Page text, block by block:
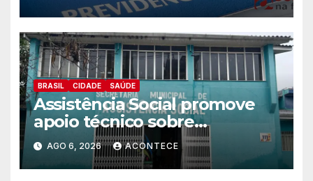
BRASIL CIDADE SAÚDE
Assistência Social promove
apoio técnico sobre
preparação e resposta a
situações de emergência e
calamidade pública
AGO 6, 2026 ACONTECE